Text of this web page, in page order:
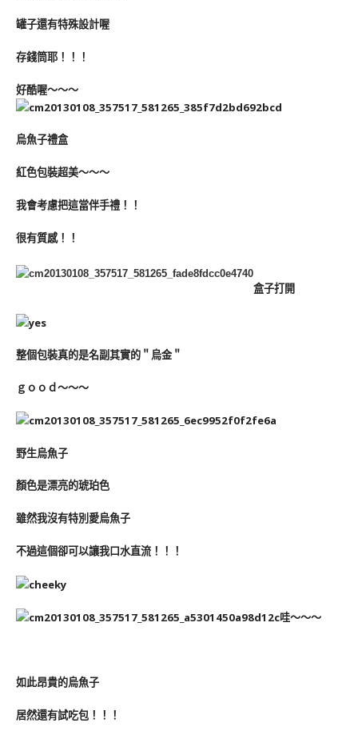
罐子還有特殊設計喔
存錢筒耶！！！
好酷喔～～～
烏魚子禮盒
紅色包裝超美～～～
我會考慮把這當伴手禮！！
很有質感！！
盒子打開
整個包裝真的是名副其實的＂烏金＂
ｇｏｏｄ～～～
野生烏魚子
顏色是漂亮的琥珀色
雖然我沒有特別愛烏魚子
不過這個卻可以讓我口水直流！！！
哇～～～
如此昂貴的烏魚子
居然還有試吃包！！！